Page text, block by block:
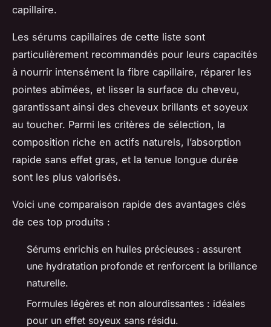
capillaire.
Les sérums capillaires de cette liste sont
particulièrement recommandés pour leurs capacités
à nourrir intensément la fibre capillaire, réparer les
pointes abîmées, et lisser la surface du cheveu,
garantissant ainsi des cheveux brillants et soyeux
au toucher. Parmi les critères de sélection, la
composition riche en actifs naturels, l’absorption
rapide sans effet gras, et la tenue longue durée
sont les plus valorisés.
Voici une comparaison rapide des avantages clés
de ces top produits :
Sérums enrichis en huiles précieuses : assurent
une hydratation profonde et renforcent la brillance
naturelle.
Formules légères et non alourdissantes : idéales
pour un effet soyeux sans résidu.